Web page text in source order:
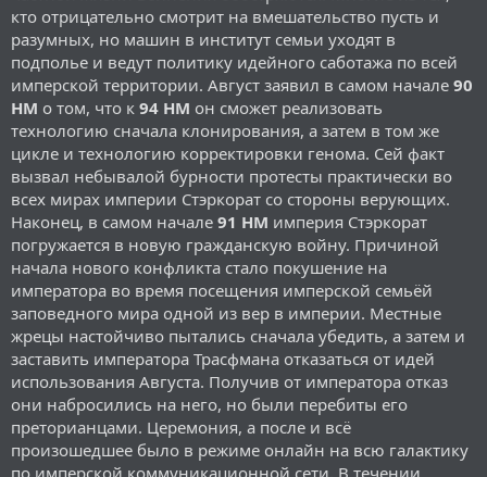
кто отрицательно смотрит на вмешательство пусть и
разумных, но машин в институт семьи уходят в
подполье и ведут политику идейного саботажа по всей
имперской территории. Август заявил в самом начале 90
НМ о том, что к 94 НМ он сможет реализовать
технологию сначала клонирования, а затем в том же
цикле и технологию корректировки генома. Сей факт
вызвал небывалой бурности протесты практически во
всех мирах империи Стэркорат со стороны верующих.
Наконец, в самом начале 91 НМ империя Стэркорат
погружается в новую гражданскую войну. Причиной
начала нового конфликта стало покушение на
императора во время посещения имперской семьёй
заповедного мира одной из вер в империи. Местные
жрецы настойчиво пытались сначала убедить, а затем и
заставить императора Трасфмана отказаться от идей
использования Августа. Получив от императора отказ
они набросились на него, но были перебиты его
преторианцами. Церемония, а после и всё
произошедшее было в режиме онлайн на всю галактику
по имперской коммуникационной сети. В течении